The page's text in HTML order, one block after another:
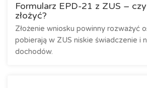
Formularz EPD-21 z ZUS –
złożyć?
Złożenie wniosku powinny rozważyć
pobierają w ZUS niskie świadczenie i
dochodów.